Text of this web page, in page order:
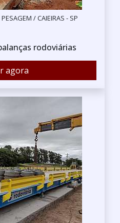
/ CAIEIRAS - SP
rodoviárias
agora